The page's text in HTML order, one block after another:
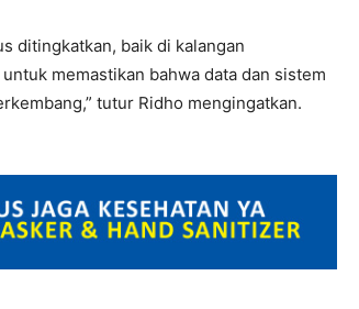
ditingkatkan, baik di kalangan
memastikan bahwa data dan sistem
tutur Ridho mengingatkan.